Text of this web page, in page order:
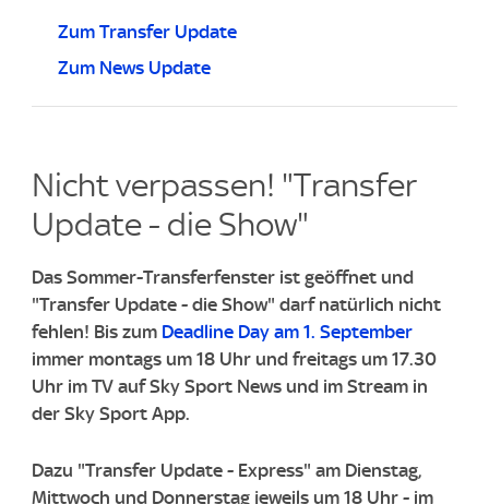
Zum Transfer Update
Zum News Update
Nicht verpassen! "Transfer
Update - die Show"
Das Sommer-Transferfenster ist geöffnet und
"Transfer Update - die Show" darf natürlich nicht
fehlen! Bis zum Deadline Day am 1. September
immer montags um 18 Uhr und freitags um 17.30
Uhr im TV auf Sky Sport News und im Stream in
der Sky Sport App.
Dazu "Transfer Update - Express" am Dienstag,
Mittwoch und Donnerstag jeweils um 18 Uhr - im